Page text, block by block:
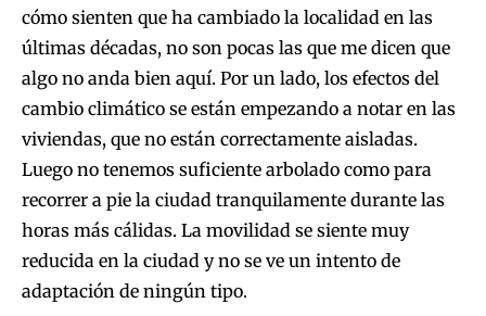
cómo sienten que ha cambiado la localidad en las
últimas décadas, no son pocas las que me dicen que
algo no anda bien aquí. Por un lado, los efectos del
cambio climático se están empezando a notar en las
viviendas, que no están correctamente aisladas.
Luego no tenemos suficiente arbolado como para
recorrer a pie la ciudad tranquilamente durante las
horas más cálidas. La movilidad se siente muy
reducida en la ciudad y no se ve un intento de
adaptación de ningún tipo.